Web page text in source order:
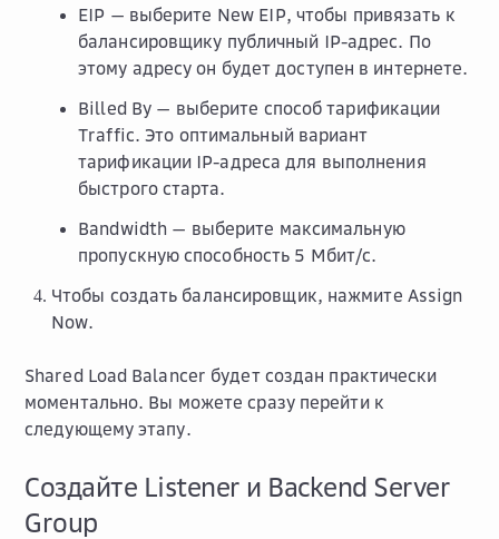
EIP — выберите New EIP, чтобы привязать к
балансировщику публичный IP-адрес. По
этому адресу он будет доступен в интернете.
Billed By — выберите способ тарификации
Traffic. Это оптимальный вариант
тарификации IP-адреса для выполнения
быстрого старта.
Bandwidth — выберите максимальную
пропускную способность 5 Мбит/с.
Чтобы создать балансировщик, нажмите Assign
Now.
Shared Load Balancer будет создан практически
моментально. Вы можете сразу перейти к
следующему этапу.
Создайте Listener и Backend Server
Group